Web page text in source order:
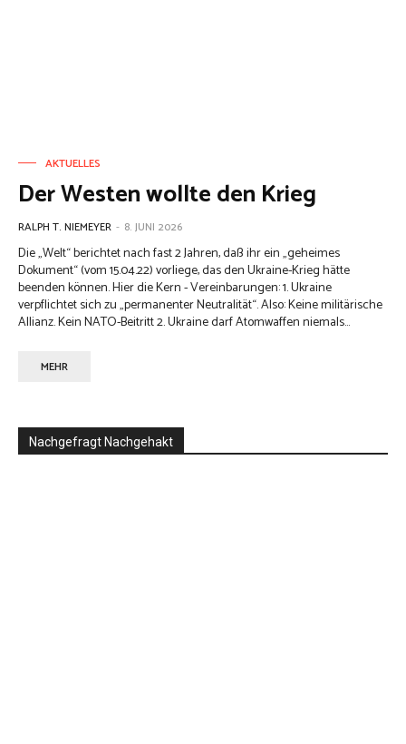
AKTUELLES
Der Westen wollte den Krieg
RALPH T. NIEMEYER - 8. JUNI 2026
Die „Welt“ berichtet nach fast 2 Jahren, daß ihr ein „geheimes
Dokument“ (vom 15.04.22) vorliege, das den Ukraine-Krieg hätte
beenden können. Hier die Kern - Vereinbarungen: 1. Ukraine
verpflichtet sich zu „permanenter Neutralität“. Also: Keine militärische
Allianz. Kein NATO-Beitritt 2. Ukraine darf Atomwaffen niemals...
MEHR
Nachgefragt Nachgehakt